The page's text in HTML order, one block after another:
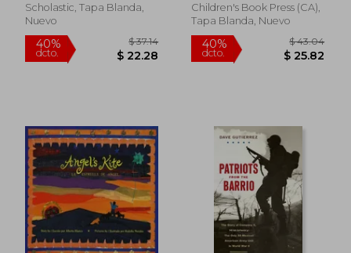
45%
dcto.
$ 37.24
$ 20.48
45%
dcto.
Scholastic, Tapa Blanda,
Nuevo
Children's Book Press (CA),
Tapa Blanda, Nuevo